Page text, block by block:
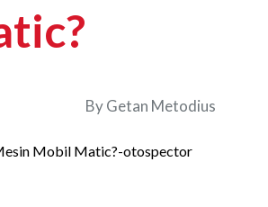
ByGetan Metodius